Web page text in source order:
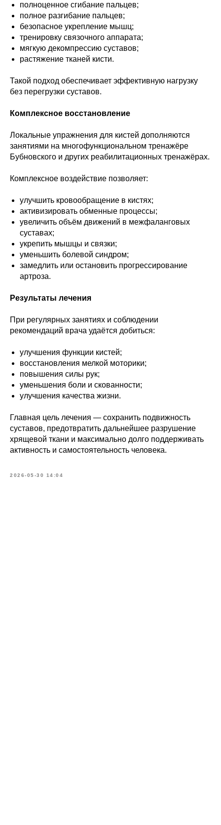
полноценное сгибание пальцев;
полное разгибание пальцев;
безопасное укрепление мышц;
тренировку связочного аппарата;
мягкую декомпрессию суставов;
растяжение тканей кисти.
Такой подход обеспечивает эффективную нагрузку
без перегрузки суставов.
Комплексное восстановление
Локальные упражнения для кистей дополняются
занятиями на многофункциональном тренажёре
Бубновского и других реабилитационных тренажёрах.
Комплексное воздействие позволяет:
улучшить кровообращение в кистях;
активизировать обменные процессы;
увеличить объём движений в межфаланговых
суставах;
укрепить мышцы и связки;
уменьшить болевой синдром;
замедлить или остановить прогрессирование
артроза.
Результаты лечения
При регулярных занятиях и соблюдении
рекомендаций врача удаётся добиться:
улучшения функции кистей;
восстановления мелкой моторики;
повышения силы рук;
уменьшения боли и скованности;
улучшения качества жизни.
Главная цель лечения — сохранить подвижность
суставов, предотвратить дальнейшее разрушение
хрящевой ткани и максимально долго поддерживать
активность и самостоятельность человека.
2026-05-30 14:04